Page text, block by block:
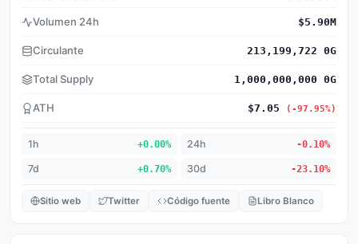
Volumen 24h $5.90M
Circulante 213,199,722 0G
Total Supply 1,000,000,000 0G
ATH $7.05 (-97.95%)
1h +0.00% 24h -0.10%
7d +0.70% 30d -23.10%
Sitio web Twitter Código fuente Libro Blanco